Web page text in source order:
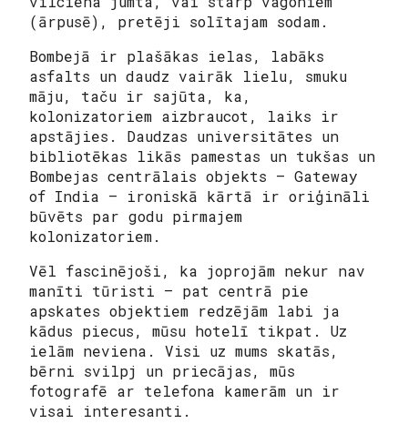
(ārpusē), pretēji solītajam sodam.
Bombejā ir plašākas ielas, labāks
asfalts un daudz vairāk lielu, smuku
māju, taču ir sajūta, ka,
kolonizatoriem aizbraucot, laiks ir
apstājies. Daudzas universitātes un
bibliotēkas likās pamestas un tukšas un
Bombejas centrālais objekts – Gateway
of India – ironiskā kārtā ir oriģināli
būvēts par godu pirmajem
kolonizatoriem.
Vēl fascinējoši, ka joprojām nekur nav
manīti tūristi – pat centrā pie
apskates objektiem redzējām labi ja
kādus piecus, mūsu hotelī tikpat. Uz
ielām neviena. Visi uz mums skatās,
bērni svilpj un priecājas, mūs
fotografē ar telefona kamerām un ir
visai interesanti.